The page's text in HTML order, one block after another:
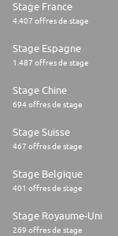
Paris 15ème
Niveau d'études
Formation /
Formation :
Université / Ecole
Commercial et
Niveau d'expérience
0 - 2 ans
Stage France
4.407 offres de stage
Stage Espagne
1.487 offres de stage
Stage Chine
694 offres de stage
Stage Suisse
467 offres de stage
Stage Belgique
401 offres de stage
Stage Royaume-Uni
269 offres de stage